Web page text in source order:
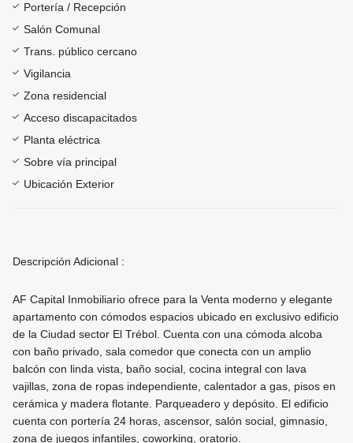
Portería / Recepción
Salón Comunal
Trans. público cercano
Vigilancia
Zona residencial
Acceso discapacitados
Planta eléctrica
Sobre vía principal
Ubicación Exterior
Descripción Adicional :
AF Capital Inmobiliario ofrece para la Venta moderno y elegante
apartamento con cómodos espacios ubicado en exclusivo edificio
de la Ciudad sector El Trébol. Cuenta con una cómoda alcoba
con baño privado, sala comedor que conecta con un amplio
balcón con linda vista, baño social, cocina integral con lava
vajillas, zona de ropas independiente, calentador a gas, pisos en
cerámica y madera flotante. Parqueadero y depósito. El edificio
cuenta con portería 24 horas, ascensor, salón social, gimnasio,
zona de juegos infantiles, coworking, oratorio.